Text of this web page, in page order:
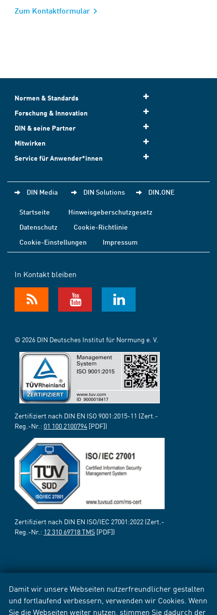
Damit wir unsere Webseiten nutzerfreundlicher gestalten
und fortlaufend verbessern, verwenden wir Cookies. Wenn
Sie die Webseiten weiter nutzen, stimmen Sie dadurch der
Zum Kontaktformular
Normen & Standards
Forschung & Innovation
DIN & seine Partner
Mitwirken
Service für Anwender*innen
DIN Media DIN Solutions DIN.ONE
Startseite
Hinweisgeberschutzgesetz
Datenschutz
Cookie-Richtlinie
Cookie-Einstellungen
Impressum
In Kontakt bleiben
© 2026 DIN Deutsches Institut für Normung e. V.
Zertifiziert nach DIN EN ISO 9001:2015-11 (Zert.-
Reg.-Nr.: 01 100 2100794 [PDF])
Zertifiziert nach DIN EN ISO/IEC 27001:2022 (Zert.-
Reg.-Nr.: 12 310 69718 TMS [PDF])